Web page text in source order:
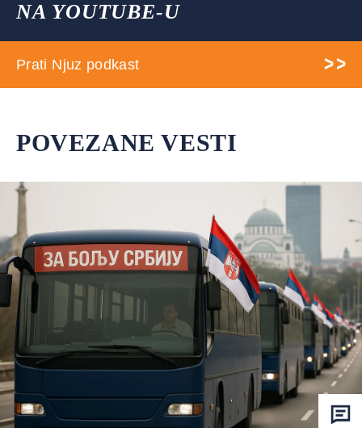
NA YOUTUBE-U
Prati Njuz podkast
POVEZANE VESTI